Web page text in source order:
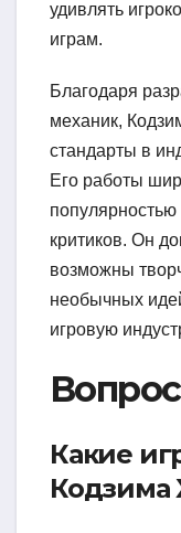
удивлять
играм.
Благодаря
механик,
стандарты в
Его работы
популярностью
критиков. Он
возможны
необычных
игровую
Какие
Кодзима